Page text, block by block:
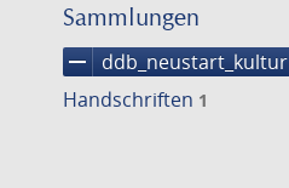
Sammlungen
remove ddb_neustart_kultur
Handschriften 1